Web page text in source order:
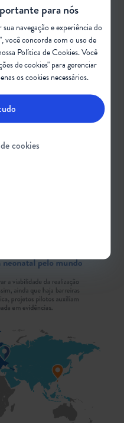
para nós
navegação e experiência do
você concorda com o uso de
Política de Cookies. Você
de cookies" para gerenciar
os cookies necessários.
cookies
orientar a implementação da
que responde
enfrentados na prática e,
e ensino, permite com que
sustentáveis para a
forma, é comum a
antes da inserção de
nacionais.